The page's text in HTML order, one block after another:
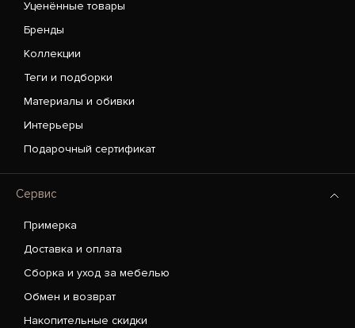
Уценённые товары
Бренды
Коллекции
Теги и подборки
Материалы и обивки
Интерьеры
Подарочный сертификат
Сервис
Примерка
Доставка и оплата
Сборка и уход за мебелью
Обмен и возврат
Накопительные скидки